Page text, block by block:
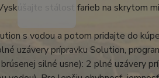
stálosť farieb na skrytom
s vodou a potom pridajte do
uzávery prípravku Solution,
silné usne): 2 plné uzávery